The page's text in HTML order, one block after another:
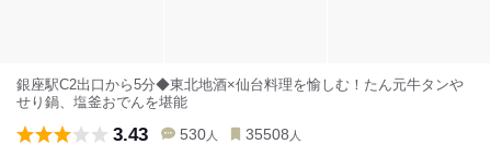
銀座駅C2出口から5分◆東北地酒×仙台料理を愉しむ！たん元牛タンや
せり鍋、塩釜おでんを堪能
3.43 530 人 35508 人